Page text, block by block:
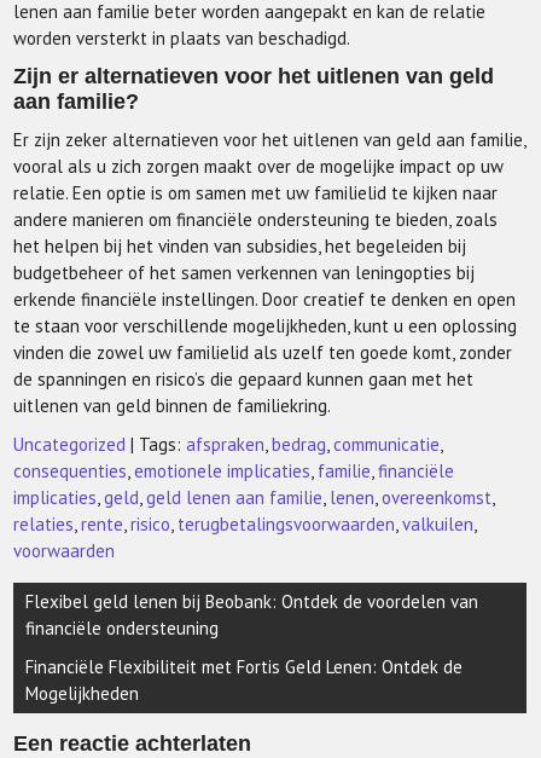
lenen aan familie beter worden aangepakt en kan de relatie
worden versterkt in plaats van beschadigd.
Zijn er alternatieven voor het uitlenen van geld
aan familie?
Er zijn zeker alternatieven voor het uitlenen van geld aan familie,
vooral als u zich zorgen maakt over de mogelijke impact op uw
relatie. Een optie is om samen met uw familielid te kijken naar
andere manieren om financiële ondersteuning te bieden, zoals
het helpen bij het vinden van subsidies, het begeleiden bij
budgetbeheer of het samen verkennen van leningopties bij
erkende financiële instellingen. Door creatief te denken en open
te staan voor verschillende mogelijkheden, kunt u een oplossing
vinden die zowel uw familielid als uzelf ten goede komt, zonder
de spanningen en risico’s die gepaard kunnen gaan met het
uitlenen van geld binnen de familiekring.
Uncategorized | Tags:afspraken,bedrag,communicatie,
consequenties,emotionele implicaties, familie,financiële
implicaties,geld,geld lenen aan familie, lenen,overeenkomst,
relaties,rente,risico, terugbetalingsvoorwaarden,valkuilen,
voorwaarden
Berichtnavigatie
Flexibel geld lenen bij Beobank: Ontdek de voordelen van
financiële ondersteuning
Financiële Flexibiliteit met Fortis Geld Lenen: Ontdek de
Mogelijkheden
Een reactie achterlaten